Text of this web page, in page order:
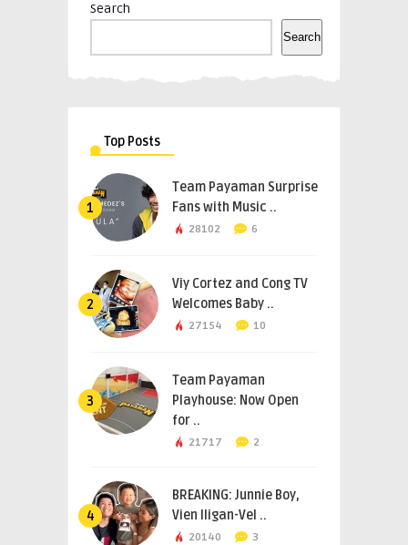
Search
Search
Top Posts
1
Team Payaman Surprise
Fans with Music ..
28102 6
2
Viy Cortez and Cong TV
Welcomes Baby ..
27154 10
3
Team Payaman
Playhouse: Now Open
for ..
21717 2
4
BREAKING: Junnie Boy,
Vien Iligan-Vel ..
20140 3